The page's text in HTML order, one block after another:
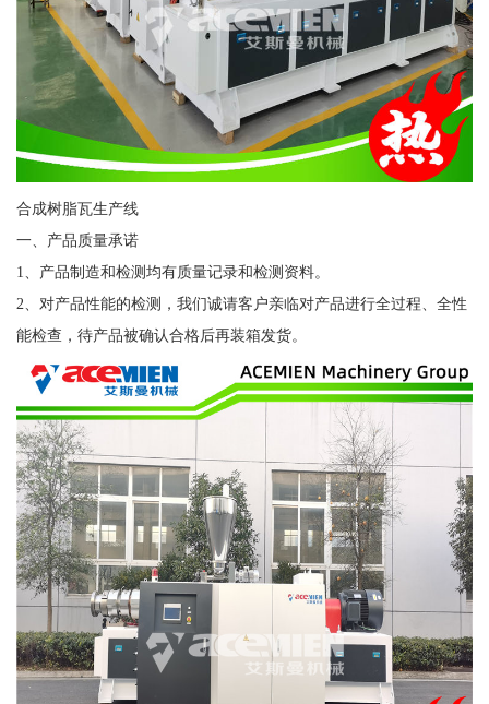
合成树脂瓦生产线
一、产品质量承诺
1、产品制造和检测均有质量记录和检测资料。
2、对产品性能的检测，我们诚请客户亲临对产品进行全过程、全性
能检查，待产品被确认合格后再装箱发货。